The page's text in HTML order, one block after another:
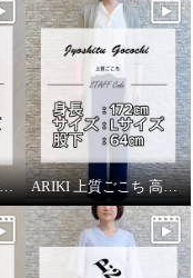
ン 高身長スタッフがはいてみました！ ARIKI 上質ごこち 高身長スタッフがはいてみました！